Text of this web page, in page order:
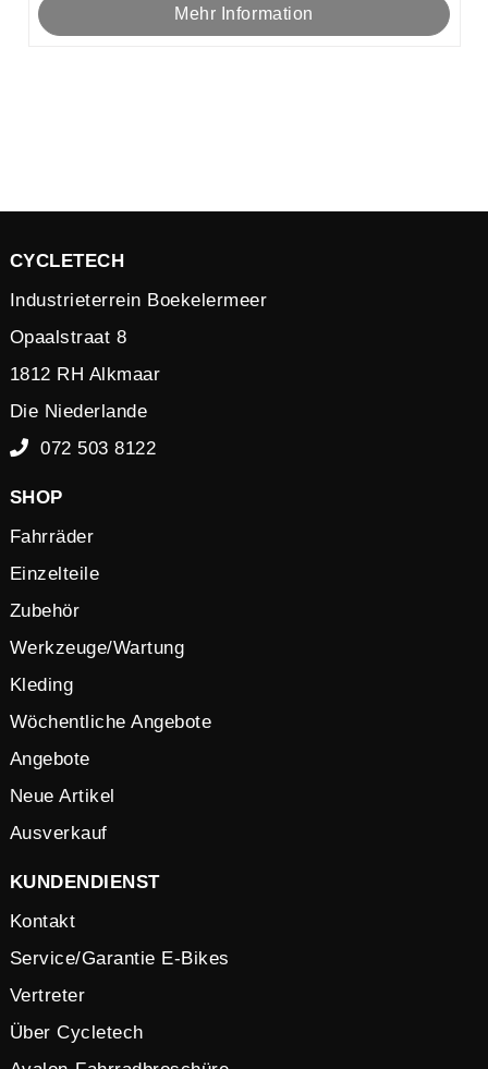
Mehr Information
CYCLETECH
Industrieterrein Boekelermeer
Opaalstraat 8
1812 RH Alkmaar
Die Niederlande
072 503 8122
SHOP
Fahrräder
Einzelteile
Zubehör
Werkzeuge/Wartung
Kleding
Wöchentliche Angebote
Angebote
Neue Artikel
Ausverkauf
KUNDENDIENST
Kontakt
Service/Garantie E-Bikes
Vertreter
Über Cycletech